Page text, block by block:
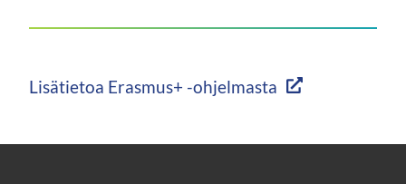
content/uploads/2026/02/tyopaikka-
Lisätietoa Erasmus+ -ohjelmasta